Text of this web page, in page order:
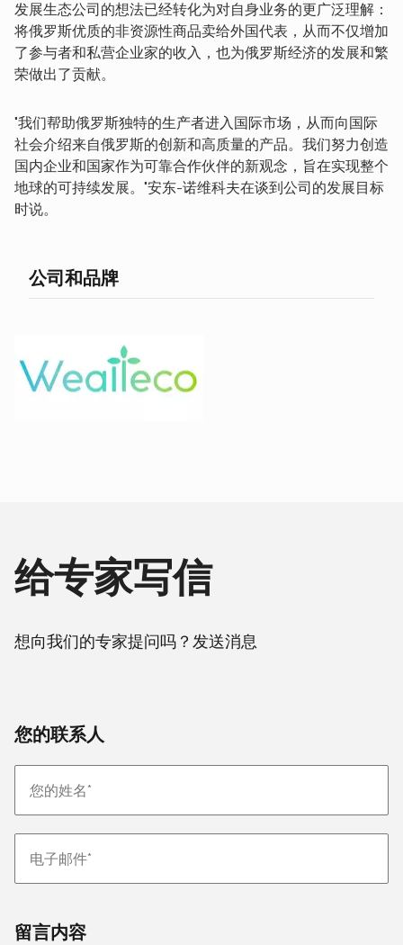
发展生态公司的想法已经转化为对自身业务的更广泛理解：
将俄罗斯优质的非资源性商品卖给外国代表，从而不仅增加
了参与者和私营企业家的收入，也为俄罗斯经济的发展和繁
荣做出了贡献。
"我们帮助俄罗斯独特的生产者进入国际市场，从而向国际
社会介绍来自俄罗斯的创新和高质量的产品。我们努力创造
国内企业和国家作为可靠合作伙伴的新观念，旨在实现整个
地球的可持续发展。"安东-诺维科夫在谈到公司的发展目标
时说。
公司和品牌
给专家写信
想向我们的专家提问吗？发送消息
您的联系人
留言内容